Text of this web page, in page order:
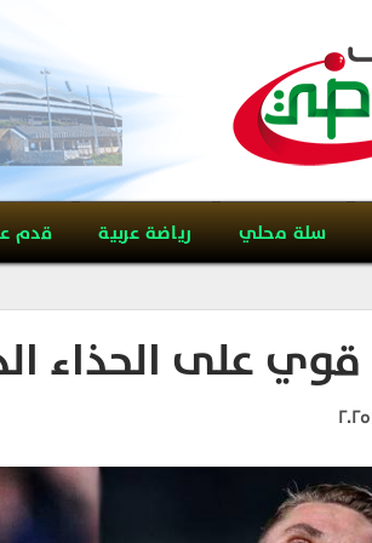
سلة محلي رياضة عربية قدم
قوي على الحذاء